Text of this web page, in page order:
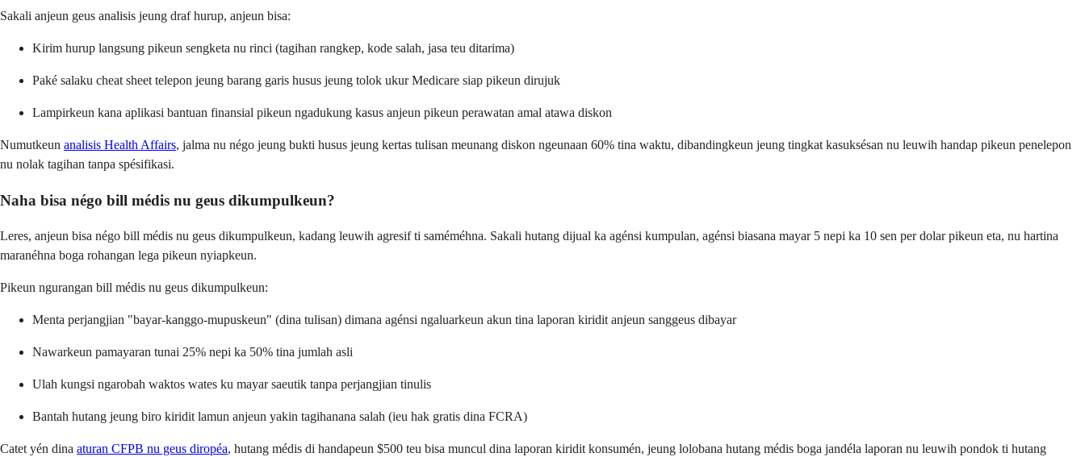
Sakali anjeun geus analisis jeung draf hurup, anjeun bisa:
Kirim hurup langsung pikeun sengketa nu rinci (tagihan rangkep, kode salah, jasa teu ditarima)
Paké salaku cheat sheet telepon jeung barang garis husus jeung tolok ukur Medicare siap pikeun dirujuk
Lampirkeun kana aplikasi bantuan finansial pikeun ngadukung kasus anjeun pikeun perawatan amal atawa diskon
Numutkeun analisis Health Affairs, jalma nu négo jeung bukti husus jeung kertas tulisan meunang diskon ngeunaan 60% tina waktu, dibandingkeun jeung tingkat kasuksésan nu leuwih handap pikeun penelepon
nu nolak tagihan tanpa spésifikasi.
Naha bisa négo bill médis nu geus dikumpulkeun?
Leres, anjeun bisa négo bill médis nu geus dikumpulkeun, kadang leuwih agresif ti saméméhna. Sakali hutang dijual ka agénsi kumpulan, agénsi biasana mayar 5 nepi ka 10 sen per dolar pikeun eta, nu hartina
maranéhna boga rohangan lega pikeun nyiapkeun.
Pikeun ngurangan bill médis nu geus dikumpulkeun:
Menta perjangjian "bayar-kanggo-mupuskeun" (dina tulisan) dimana agénsi ngaluarkeun akun tina laporan kiridit anjeun sanggeus dibayar
Nawarkeun pamayaran tunai 25% nepi ka 50% tina jumlah asli
Ulah kungsi ngarobah waktos wates ku mayar saeutik tanpa perjangjian tinulis
Bantah hutang jeung biro kiridit lamun anjeun yakin tagihanana salah (ieu hak gratis dina FCRA)
Catet yén dina aturan CFPB nu geus diropéa, hutang médis di handapeun $500 teu bisa muncul dina laporan kiridit konsumén, jeung lolobana hutang médis boga jandéla laporan nu leuwih pondok ti hutang